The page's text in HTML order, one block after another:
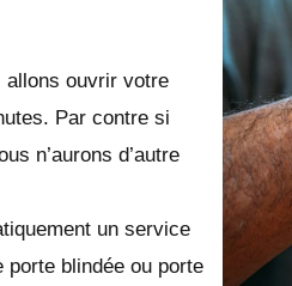
allons ouvrir votre
Par contre si
n’aurons d’autre
un service
blindée ou porte